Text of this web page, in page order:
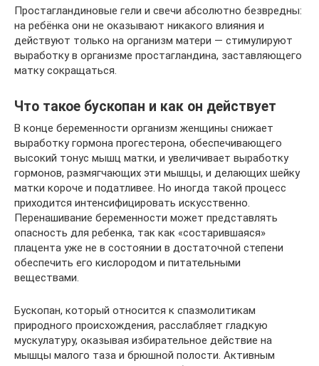
Простагландиновые гели и свечи абсолютно безвредны:
на ребёнка они не оказывают никакого влияния и
действуют только на организм матери — стимулируют
выработку в организме простагландина, заставляющего
матку сокращаться.
Что такое бускопан и как он действует
В конце беременности организм женщины снижает
выработку гормона прогестерона, обеспечивающего
высокий тонус мышц матки, и увеличивает выработку
гормонов, размягчающих эти мышцы, и делающих шейку
матки короче и податливее. Но иногда такой процесс
приходится интенсифицировать искусственно.
Перенашивание беременности может представлять
опасность для ребенка, так как «состарившаяся»
плацента уже не в состоянии в достаточной степени
обеспечить его кислородом и питательными
веществами.
Бускопан, который относится к спазмолитикам
природного происхождения, расслабляет гладкую
мускулатуру, оказывая избирательное действие на
мышцы малого таза и брюшной полости. Активным